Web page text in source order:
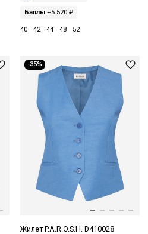
Баллы+5 520 ₽
40 42 44 48 52
-35%
Жилет P.A.R.O.S.H. D410028